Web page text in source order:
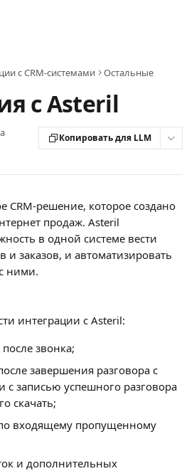
с CRM-системами Остальные
с Asteril
Копировать для LLM
CRM-решение, которое создано
продаж. Asteril
в одной системе вести
и заказов, и автоматизировать
ними.
интеграции с Asteril:
звонка;
завершения разговора с
с записью успешного разговора
скачать;
входящему пропущенному
и дополнительных